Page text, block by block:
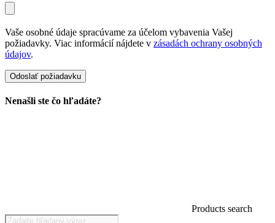
Vaše osobné údaje spracúvame za účelom vybavenia Vašej
požiadavky. Viac informácií nájdete v zásadách ochrany osobných
údajov.
Nenašli ste čo hľadáte?
Products search